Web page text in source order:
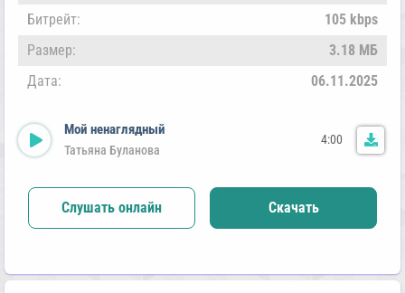
Битрейт:
105 kbps
Размер:
3.18 МБ
Дата:
06.11.2025
Мой ненаглядный
Татьяна Буланова
4:00
Слушать онлайн Скачать